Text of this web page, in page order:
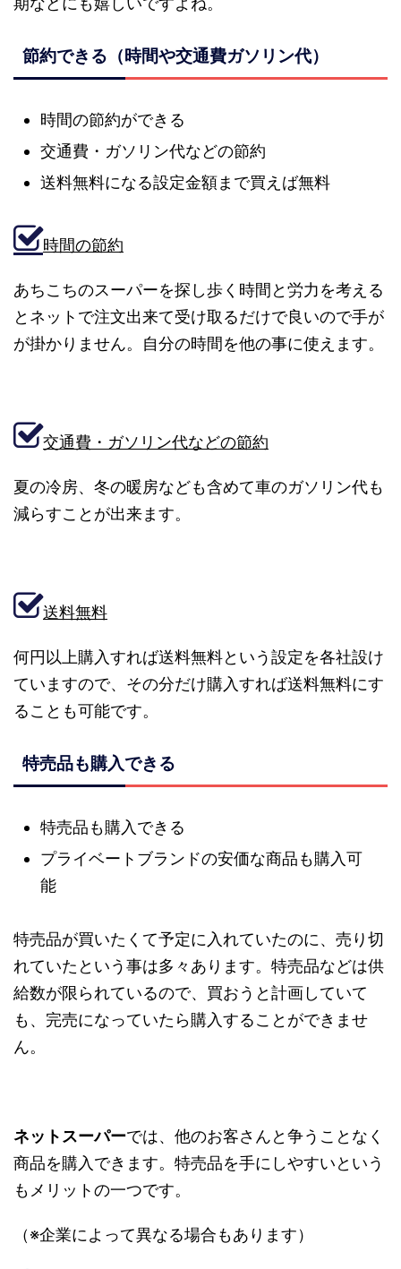
節約できる（時間や交通費ガソリン代）
時間の節約ができる
交通費・ガソリン代などの節約
送料無料になる設定金額まで買えば無料
時間の節約
あちこちのスーパーを探し歩く時間と労力を考える
とネットで注文出来て受け取るだけで良いので手が
が掛かりません。自分の時間を他の事に使えます。
交通費・ガソリン代などの節約
夏の冷房、冬の暖房なども含めて車のガソリン代も
減らすことが出来ます。
送料無料
何円以上購入すれば送料無料という設定を各社設け
ていますので、その分だけ購入すれば送料無料にす
ることも可能です。
特売品も購入できる
特売品も購入できる
プライベートブランドの安価な商品も購入可
能
特売品が買いたくて予定に入れていたのに、売り切
れていたという事は多々あります。特売品などは供
給数が限られているので、買おうと計画していて
も、完売になっていたら購入することができませ
ん。
ネットスーパーでは、他のお客さんと争うことなく
商品を購入できます。特売品を手にしやすいという
もメリットの一つです。
（※企業によって異なる場合もあります）